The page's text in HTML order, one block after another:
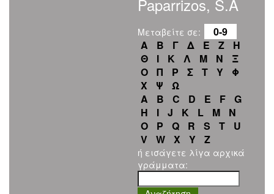
Paparrizos, S.A
Μεταβείτε σε:
0-9
Α
Β Γ Δ Ε Ζ
Η
Θ
Ι Κ Λ Μ Ν
Ξ
Ο
Π Ρ Σ Τ Υ
Φ
Χ
Ψ
Ω
A
B C D E F
G
H
I J K L M
N
O
P Q R S T
U
V
W X Y Z
ή εισάγετε λίγα αρχικά
γράμματα: